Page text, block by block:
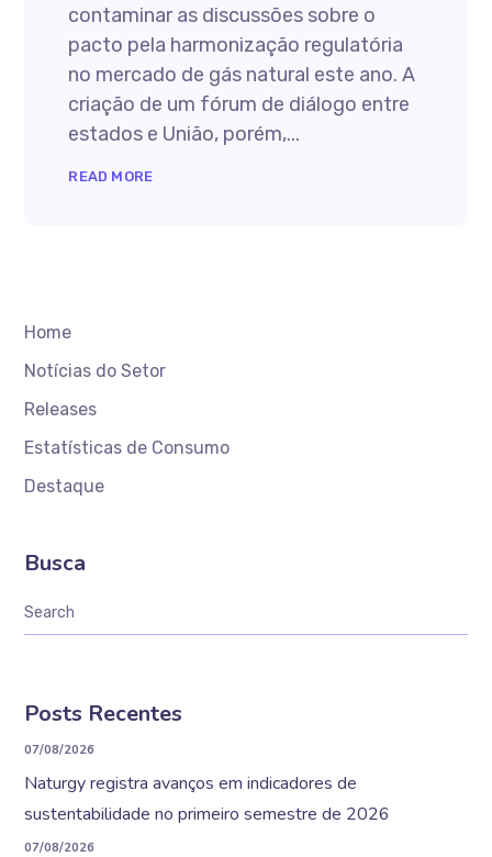
contaminar as discussões sobre o
pacto pela harmonização regulatória
no mercado de gás natural este ano. A
criação de um fórum de diálogo entre
estados e União, porém,...
READ MORE
Home
Notícias do Setor
Releases
Estatísticas de Consumo
Destaque
Busca
Posts Recentes
07/08/2026
Naturgy registra avanços em indicadores de
sustentabilidade no primeiro semestre de 2026
07/08/2026